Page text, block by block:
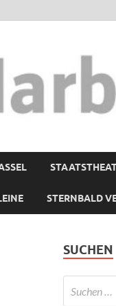
STERNBALD
SUCHEN